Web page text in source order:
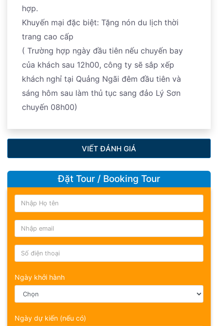
hợp.
Khuyến mại đặc biệt: Tặng nón du lịch thời
trang cao cấp
( Trường hợp ngày đầu tiên nếu chuyến bay
của khách sau 12h00, công ty sẽ sắp xếp
khách nghỉ tại Quảng Ngãi đêm đầu tiên và
sáng hôm sau làm thủ tục sang đảo Lý Sơn
chuyến 08h00)
VIẾT ĐÁNH GIÁ
Đặt Tour / Booking Tour
Ngày khởi hành
Ngày dự kiến (nếu có)